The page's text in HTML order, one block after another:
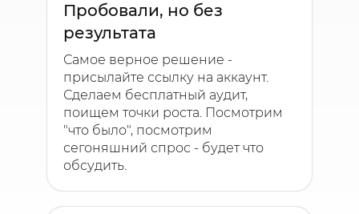
Пробовали, но без
результата
Самое верное решение -
присылайте ссылку на аккаунт.
Сделаем бесплатный аудит,
поищем точки роста. Посмотрим
"что было", посмотрим
сегоняшний спрос - будет что
обсудить.